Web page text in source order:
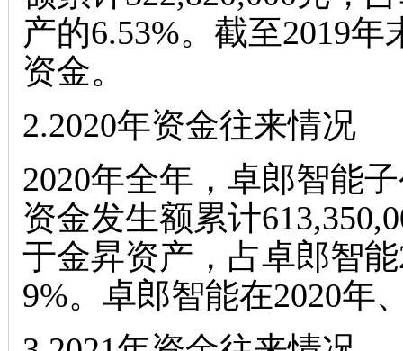
产的6.53%。截至2019
资金。
2.2020年资金往来情况
2020年全年，卓郎智能
资金发生额累计
于金昇资产，占卓郎智
9%。卓郎智能在2020年